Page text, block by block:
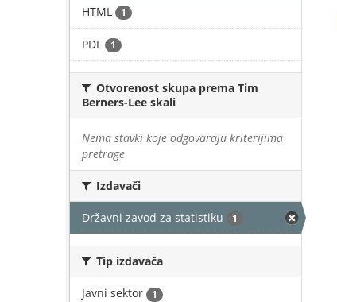
HTML 1
PDF 1
Otvorenost skupa prema Tim
Berners-Lee skali
Nema stavki koje odgovaraju kriterijima
pretrage
Izdavači
Državni zavod za statistiku 1
Tip izdavača
Javni sektor 1